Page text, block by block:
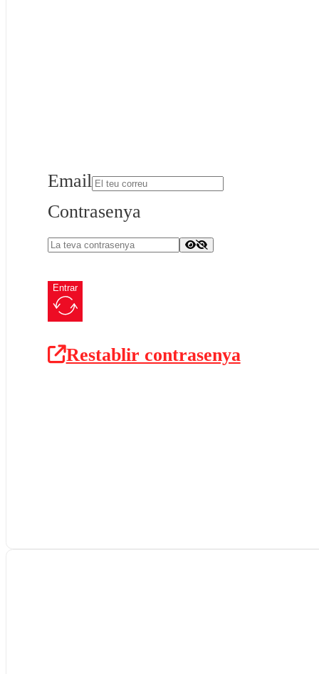
Email
Contrasenya
Entrar
Restablir contrasenya